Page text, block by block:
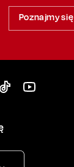
Poznajmy się